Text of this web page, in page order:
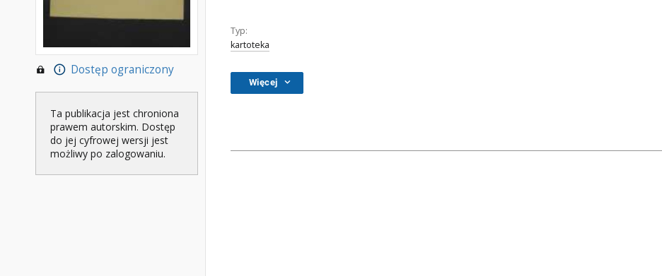
Dostęp ograniczony
Ta publikacja jest chroniona
prawem autorskim. Dostęp
do jej cyfrowej wersji jest
możliwy po zalogowaniu.
Typ:
kartoteka
Więcej